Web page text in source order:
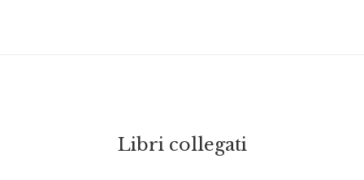
Libri collegati